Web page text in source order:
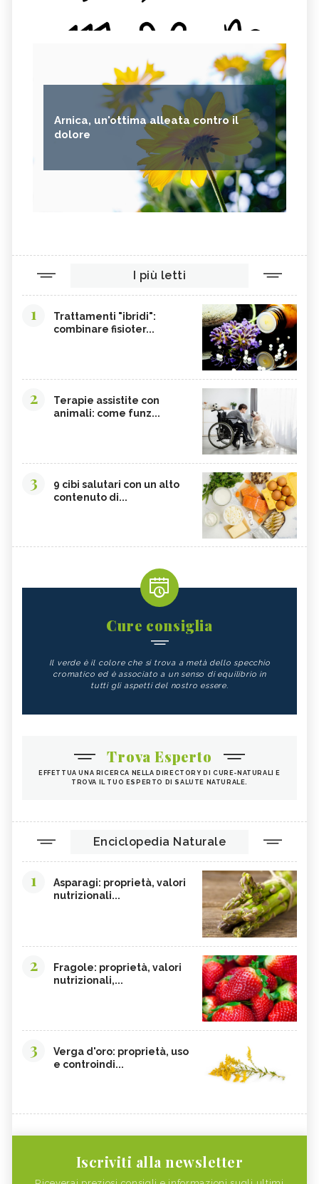
Arnica, un'ottima alleata contro il
dolore
I più letti
1
Trattamenti "ibridi":
combinare fisioter...
2
Terapie assistite con
animali: come funz...
3
9 cibi salutari con un alto
contenuto di...
Cure consiglia
Il verde è il colore che si trova a metà dello specchio
cromatico ed è associato a un senso di equilibrio in
tutti gli aspetti del nostro essere.
Trova Esperto
EFFETTUA UNA RICERCA NELLA DIRECTORY DI CURE-NATURALI E
TROVA IL TUO ESPERTO DI SALUTE NATURALE.
Enciclopedia Naturale
1
Asparagi: proprietà, valori
nutrizionali...
2
Fragole: proprietà, valori
nutrizionali,...
3
Verga d'oro: proprietà, uso
e controindi...
Iscriviti alla newsletter